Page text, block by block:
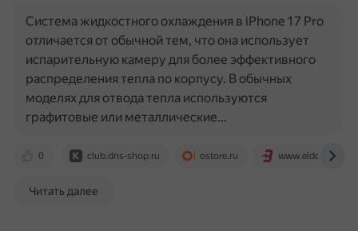
0 club.dns-shop.ru ostore.ru www.eldorado.ru
Система жидкостного охлаждения в iPhone 17 Pro
отличается от обычной тем, что она использует
испарительную камеру для более эффективного
распределения тепла по корпусу. В обычных
моделях для отвода тепла используются
графитовые или металлические…
Читать далее